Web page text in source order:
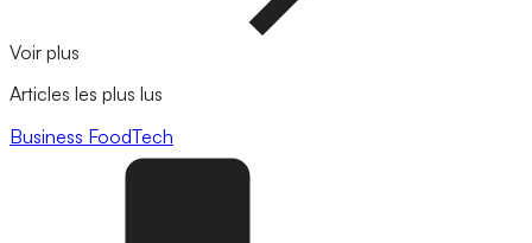
Voir plus
Articles les plus lus
Business FoodTech